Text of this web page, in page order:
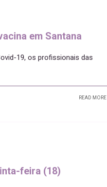
em Santana
19, os profissionais das
READ MORE
feira (18)